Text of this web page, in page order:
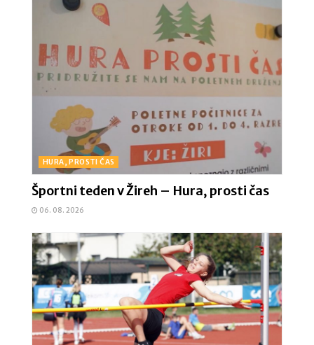
HURA, PROSTI ČAS
Športni teden v Žireh – Hura, prosti čas
06. 08. 2026